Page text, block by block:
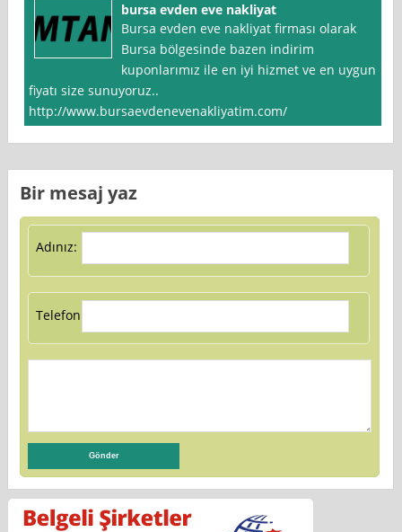
bursa evden eve nakliyat
Bursa evden eve nakliyat firması olarak
Bursa bölgesinde bazen indirim
kuponlarımız ile en iyi hizmet ve en uygun
fiyatı size sunuyoruz..
http://www.bursaevdenevenakliyatim.com/
Bir mesaj yaz
Adınız:
Telefon: